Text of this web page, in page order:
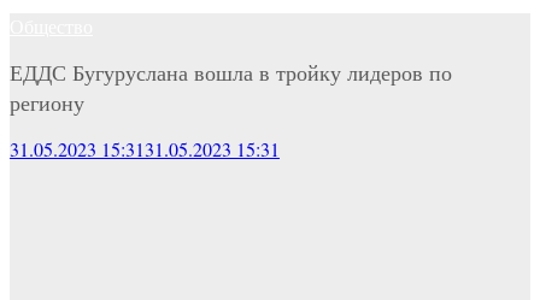
ЕДДС Бугуруслана вошла в тройку лидеров по
региону
31.05.2023 15:3131.05.2023 15:31